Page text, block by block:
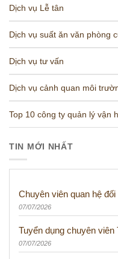
Dịch vụ Lễ tân
Dịch vụ suất ăn văn phòng
Dịch vụ tư vấn
Dịch vụ cảnh quan môi
Top 10 công ty quản lý vận
TIN MỚI NHẤT
Chuyên viên quan hệ
07/07/2026
Tuyển dụng chuyên
07/07/2026